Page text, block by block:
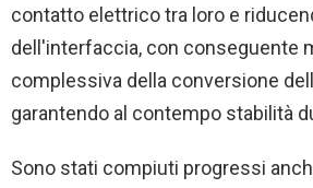
contatto elettrico tra loro e
dell'interfaccia, con conseguente
complessiva della conversione
garantendo al contempo stabilità
Sono stati compiuti progressi